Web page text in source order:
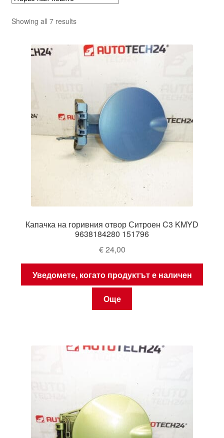
Showing all 7 resultsSorted
latest
Капачка на горивния отвор Ситроен C3 KMYD
9638184280 151796
€24,00
Уведомете, когато продуктът е наличен
Още